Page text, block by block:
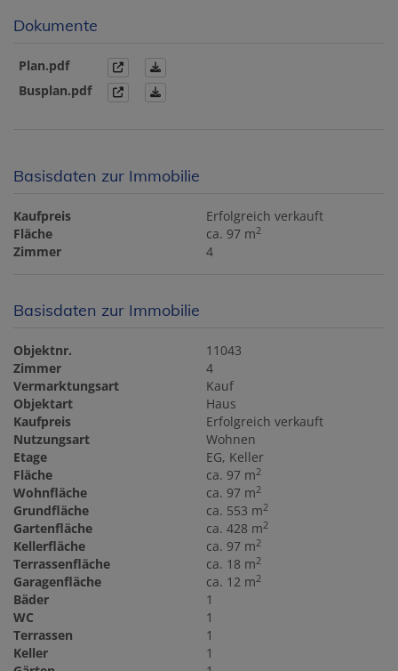
Dokumente
Plan.pdf
Busplan.pdf
Basisdaten zur Immobilie
Kaufpreis
Erfolgreich verkauft
Fläche
ca. 97 m2
Zimmer 4
Basisdaten zur Immobilie
Objektnr.
11043
Zimmer
4
Vermarktungsart
Kauf
Objektart
Haus
Kaufpreis
Erfolgreich verkauft
Nutzungsart
Wohnen
Etage
EG, Keller
Fläche
ca. 97 m2
Wohnfläche ca. 97 m2
Grundfläche ca. 553 m2
Gartenfläche ca. 428 m2
Kellerfläche ca. 97 m2
Terrassenfläche ca. 18 m2
Garagenfläche ca. 12 m2
Bäder
1
WC
1
Terrassen
1
Keller
1